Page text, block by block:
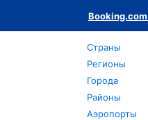
Страны
Регионы
Города
Районы
Аэропорты